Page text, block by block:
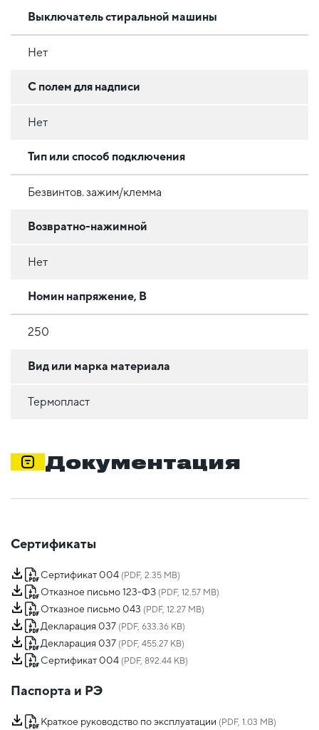
Выключатель стиральной машины
Нет
С полем для надписи
Нет
Тип или способ подключения
Безвинтов. зажим/клемма
Возвратно-нажимной
Нет
Номин напряжение, В
250
Вид или марка материала
Термопласт
Документация
Сертификаты
Сертификат 004 (PDF, 2.35 MB)
Отказное письмо 123-ФЗ (PDF, 12.57 MB)
Отказное письмо 043 (PDF, 12.27 MB)
Декларация 037 (PDF, 633.36 KB)
Декларация 037 (PDF, 455.27 KB)
Сертификат 004 (PDF, 892.44 KB)
Паспорта и РЭ
Краткое руководство по эксплуатации (PDF, 1.03 MB)